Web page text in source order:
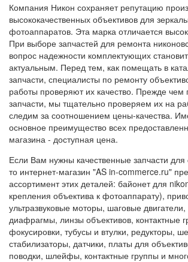
Компания Никон сохраняет репутацию
высококачественных объективов для
фотоаппаратов. Эта марка отличается
При выборе запчастей для ремонта
вопрос надежности комплектующих
актуальным. Перед тем, как помещать в
запчасти, специалисты по ремонту
работы проверяют их качество. Прежде чем
запчасти, мы тщательно проверяем их на
следим за соотношением цены-качества.
основное преимущество всех
магазина - доступная цена.
Если Вам нужны качественные запчасти для
то интернет-магазин "AS in-commerce.ru"
ассортимент этих деталей: байонет для
крепления объектива к фотоаппарату),
ультразвуковые моторы, шаговые
диафрагмы, линзы объективов, контактные
фокусировки, тубусы и втулки, редукторы,
стабилизаторы, датчики, платы для
поводки, шлейфы, контактные группы и